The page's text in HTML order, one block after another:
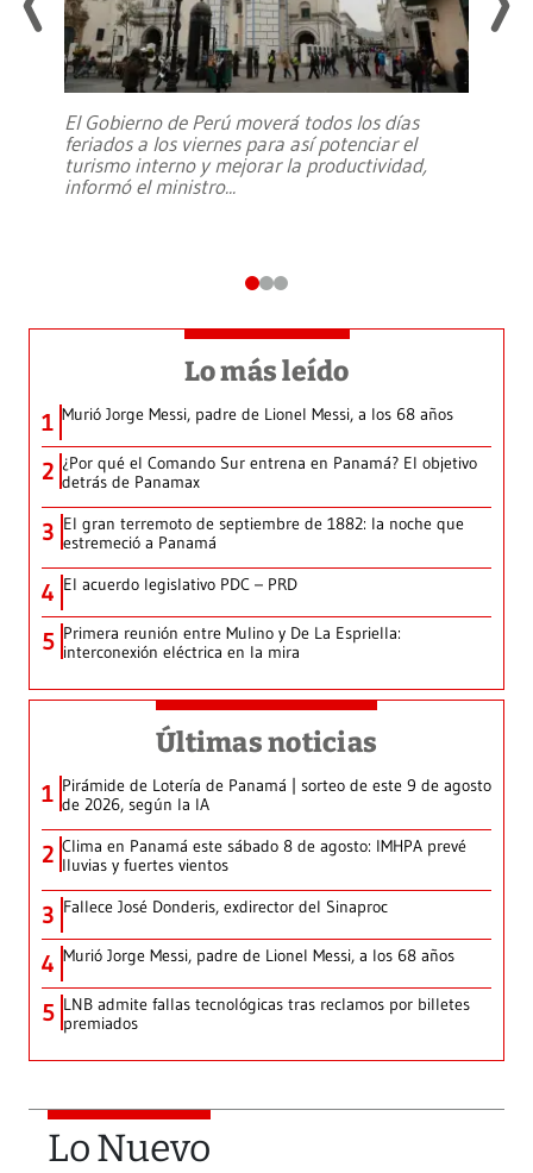
El Gobierno de Perú moverá todos los días
feriados a los viernes para así potenciar el
turismo interno y mejorar la productividad,
informó el ministro...
Lo más leído
1 Murió Jorge Messi, padre de Lionel Messi, a los 68 años
2 ¿Por qué el Comando Sur entrena en Panamá? El objetivo
detrás de Panamax
3 El gran terremoto de septiembre de 1882: la noche que
estremeció a Panamá
4 El acuerdo legislativo PDC – PRD
5 Primera reunión entre Mulino y De La Espriella:
interconexión eléctrica en la mira
Últimas noticias
1 Pirámide de Lotería de Panamá | sorteo de este 9 de agosto
de 2026, según la IA
2 Clima en Panamá este sábado 8 de agosto: IMHPA prevé
lluvias y fuertes vientos
3 Fallece José Donderis, exdirector del Sinaproc
4 Murió Jorge Messi, padre de Lionel Messi, a los 68 años
5 LNB admite fallas tecnológicas tras reclamos por billetes
premiados
Lo Nuevo